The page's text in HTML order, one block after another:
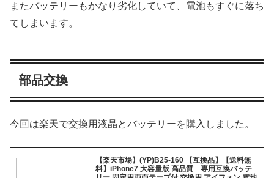
またバッテリーもかなり劣化していて、電池もすぐに落ち
てしまいます。
部品交換
今回は楽天で交換用液晶とバッテリーを購入しました。
【楽天市場】(YP)B25-160 【互換品】【送料無
料】iPhone7 大容量版 高品質 専用互換バッテ